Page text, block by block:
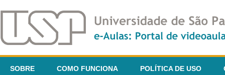
SOBRE COMO FUNCIONA POLÍTICA DE USO